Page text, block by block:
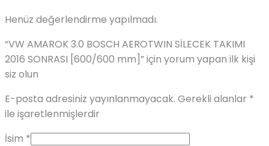
Henüz değerlendirme yapılmadı.
“VW AMAROK 3.0 BOSCH AEROTWIN SİLECEK TAKIMI
2016 SONRASI [600/600 mm]” için yorum yapan ilk kişi
siz olun
E-posta adresiniz yayınlanmayacak. Gerekli alanlar *
ile işaretlenmişlerdir
İsim *